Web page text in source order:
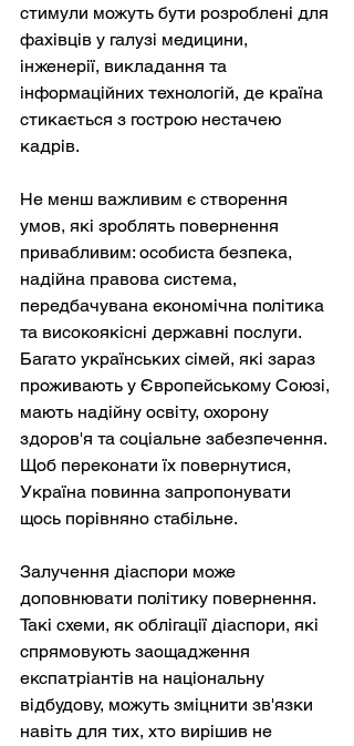
стимули можуть бути розроблені для
фахівців у галузі медицини,
інженерії, викладання та
інформаційних технологій, де країна
стикається з гострою нестачею
кадрів.
Не менш важливим є створення
умов, які зроблять повернення
привабливим: особиста безпека,
надійна правова система,
передбачувана економічна політика
та високоякісні державні послуги.
Багато українських сімей, які зараз
проживають у Європейському Союзі,
мають надійну освіту, охорону
здоров'я та соціальне забезпечення.
Щоб переконати їх повернутися,
Україна повинна запропонувати
щось порівняно стабільне.
Залучення діаспори може
доповнювати політику повернення.
Такі схеми, як облігації діаспори, які
спрямовують заощадження
експатріантів на національну
відбудову, можуть зміцнити зв'язки
навіть для тих, хто вирішив не